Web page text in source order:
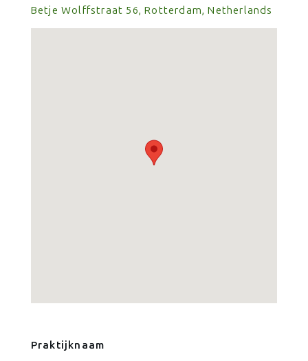
Betje Wolffstraat 56, Rotterdam, Netherlands
Praktijknaam